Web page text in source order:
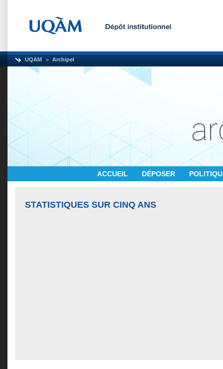
UQAM Archipel
ACCUEIL DÉPOSER
STATISTIQUES SUR CINQ ANS